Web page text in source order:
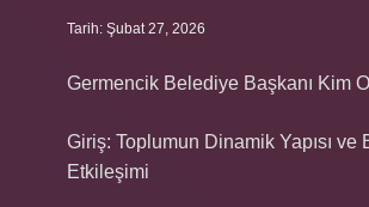
Tarih: Şubat 27, 2026
Germencik Belediye Başkanı Kim
Giriş: Toplumun Dinamik Yapısı ve
Etkileşimi